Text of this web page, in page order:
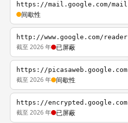
https://mail.google.com/mail
间歇性
http://www.google.com/reader
截至 2026 年 已屏蔽
https://picasaweb.google.com
截至 2026 年 间歇性
https://encrypted.google.com
截至 2026 年 已屏蔽